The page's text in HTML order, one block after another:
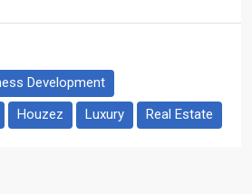
Development
Houzez Luxury Real Estate